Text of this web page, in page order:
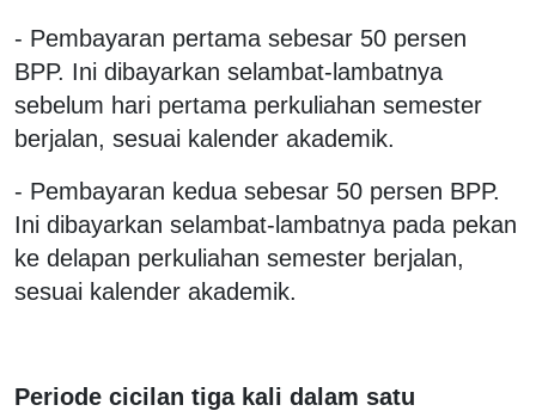
- Pembayaran pertama sebesar 50 persen
BPP. Ini dibayarkan selambat-lambatnya
sebelum hari pertama perkuliahan semester
berjalan, sesuai kalender akademik.
- Pembayaran kedua sebesar 50 persen BPP.
Ini dibayarkan selambat-lambatnya pada pekan
ke delapan perkuliahan semester berjalan,
sesuai kalender akademik.
Periode cicilan tiga kali dalam satu